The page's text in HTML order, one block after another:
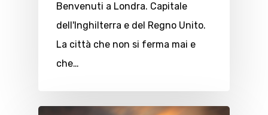
Benvenuti a Londra. Capitale
dell'Inghilterra e del Regno Unito.
La città che non si ferma mai e
che…